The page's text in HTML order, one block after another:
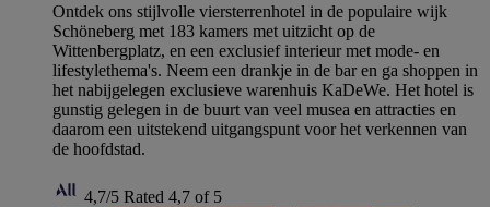
Ontdek ons stijlvolle viersterrenhotel in de populaire wijk
Schöneberg met 183 kamers met uitzicht op de
Wittenbergplatz, en een exclusief interieur met mode- en
lifestylethema's. Neem een drankje in de bar en ga shoppen in
het nabijgelegen exclusieve warenhuis KaDeWe. Het hotel is
gunstig gelegen in de buurt van veel musea en attracties en
daarom een uitstekend uitgangspunt voor het verkennen van
de hoofdstad.
4,7/5 Rated 4,7 of 5